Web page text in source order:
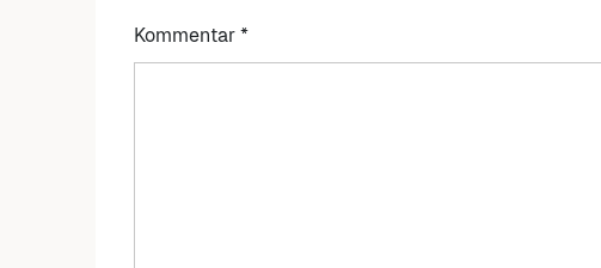
Kommentar *